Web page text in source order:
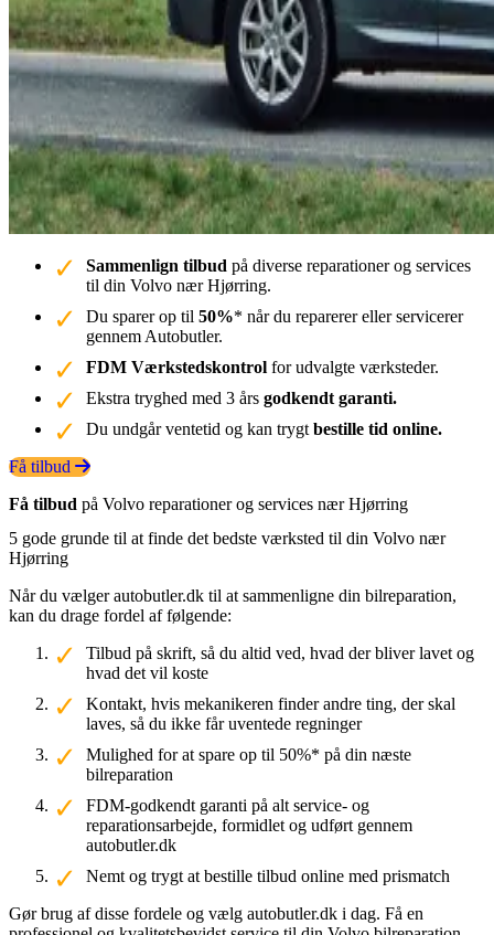
Sammenlign tilbud på diverse reparationer og services
til din Volvo nær Hjørring.
Du sparer op til 50%* når du reparerer eller servicerer
gennem Autobutler.
FDM Værkstedskontrol for udvalgte værksteder.
Ekstra tryghed med 3 års godkendt garanti.
Du undgår ventetid og kan trygt bestille tid online.
Få tilbud
Få tilbud på Volvo reparationer og services nær Hjørring
5 gode grunde til at finde det bedste værksted til din Volvo nær
Hjørring
Når du vælger autobutler.dk til at sammenligne din bilreparation,
kan du drage fordel af følgende:
Tilbud på skrift, så du altid ved, hvad der bliver lavet og
hvad det vil koste
Kontakt, hvis mekanikeren finder andre ting, der skal
laves, så du ikke får uventede regninger
Mulighed for at spare op til 50%* på din næste
bilreparation
FDM-godkendt garanti på alt service- og
reparationsarbejde, formidlet og udført gennem
autobutler.dk
Nemt og trygt at bestille tilbud online med prismatch
Gør brug af disse fordele og vælg autobutler.dk i dag. Få en